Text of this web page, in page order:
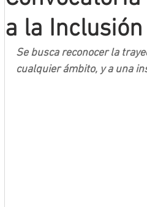
a la
Se busca reconocer la
cualquier ámbito, y a una